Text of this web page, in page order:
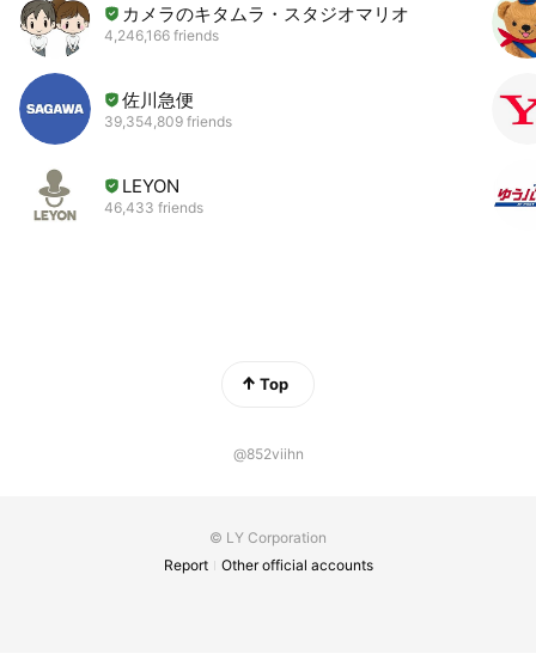
カメラのキタムラ・スタジオマリオ
4,246,166 friends
佐川急便
39,354,809 friends
LEYON
46,433 friends
Top
@852viihn
© LY Corporation
Report
Other official accounts